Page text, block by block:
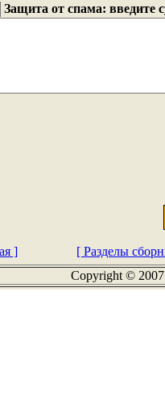
Защита от спама: введите
]
[ Разделы
Copyright ©